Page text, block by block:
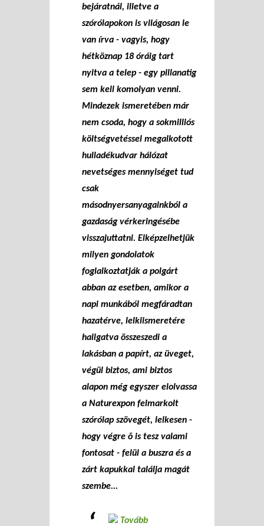
bejáratnál, illetve a
szórólapokon is világosan le
van írva - vagyis, hogy
hétköznap 18 óráig tart
nyitva a telep - egy pillanatig
sem kell komolyan venni.
Mindezek ismeretében már
nem csoda, hogy a sokmilliós
költségvetéssel megalkotott
hulladékudvar hálózat
nevetséges mennyiséget tud
csak
másodnyersanyagainkból a
gazdaság vérkeringésébe
visszajuttatni. Elképzelhetjük
milyen gondolatok
foglalkoztatják a polgárt
abban az esetben, amikor a
napi munkából megfáradtan
hazatérve, lelkiismeretére
hallgatva összeszedi a
lakásban a papírt, az üveget,
végül biztos, ami biztos
alapon még egyszer elolvassa
a Naturexpon felmarkolt
szórólap szövegét, lelkesen -
hogy végre õ is tesz valami
fontosat - felül a buszra és a
zárt kapukkal találja magát
szembe...
Tovább